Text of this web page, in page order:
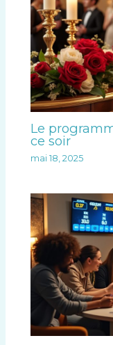
Le
ce soir
mai 18, 2025